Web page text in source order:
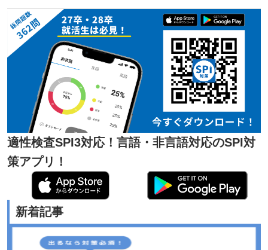
適性検査SPI3対応！言語・非言語対応のSPI対
策アプリ！
新着記事